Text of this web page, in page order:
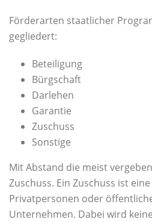
Förderarten staatlicher
gegliedert:
Beteiligung
Bürgschaft
Darlehen
Garantie
Zuschuss
Sonstige
Mit Abstand die meist
Zuschuss. Ein Zuschuss ist
Privatpersonen oder
Unternehmen. Dabei wird